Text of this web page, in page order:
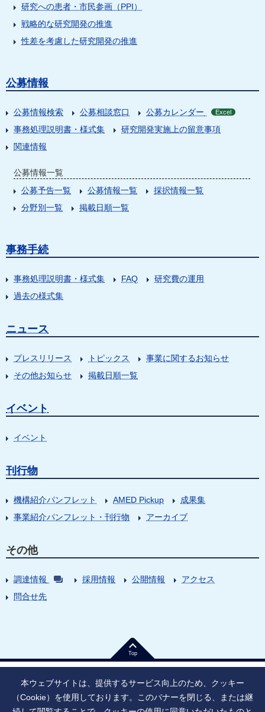
研究への患者・市民参画（PPI）
戦略的な研究開発の推進
性差を考慮した研究開発の推進
公募情報
公募情報検索 公募相談窓口 公募カレンダー Excel
事務処理説明書・様式集
研究開発実施上の留意事項
関連情報
公募情報一覧
公募予告一覧
公募情報一覧
採択情報一覧
分野別一覧
掲載日順一覧
事務手続
事務処理説明書・様式集 FAQ
研究費の運用
過去の様式集
ニュース
プレスリリース トピックス
事業に関するお知らせ
その他お知らせ
掲載日順一覧
イベント
イベント
刊行物
機構紹介パンフレット AMED Pickup
成果集
事業紹介パンフレット・刊行物
アーカイブ
その他
調達情報 採用情報 公開情報
アクセス
問合せ先
Top
本ウェブサイトは、提供するサービス向上のため、クッキー
（Cookie）を使用しております。このバナーを閉じる、または継